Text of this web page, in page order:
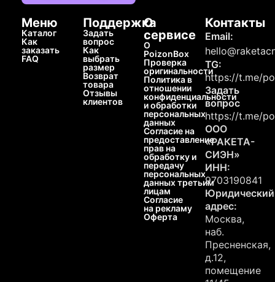
Меню
Каталог
Как
заказать
FAQ
Поддержка
Задать
вопрос
Как
выбрать
размер
Возврат
товара
Отзывы
клиентов
О
сервисе
О
PoizonBox
Проверка
оригинальности
Политика в
отношении
конфиденциальности
и обработки
персональных
данных
Согласие на
предоставление
прав на
обработку и
передачу
персональных
данных третьим
лицам
Согласие
на рекламу
Оферта
Контакты
Email:
TG:
https://t.me/
Задать
вопрос
https://t.me/
ООО
«РАКЕТА-
СИЭН»
ИНН:
9703190841
Юридический
адрес:
Москва,
наб.
Пресненская,
д.12,
помещение